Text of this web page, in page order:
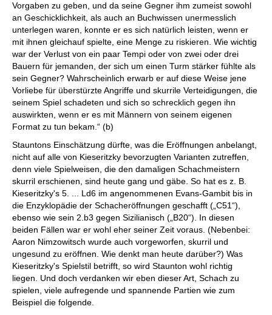
Vorgaben zu geben, und da seine Gegner ihm zumeist sowohl
an Geschicklichkeit, als auch an Buchwissen unermesslich
unterlegen waren, konnte er es sich natürlich leisten, wenn er
mit ihnen gleichauf spielte, eine Menge zu riskieren. Wie wichtig
war der Verlust von ein paar Tempi oder von zwei oder drei
Bauern für jemanden, der sich um einen Turm stärker fühlte als
sein Gegner? Wahrscheinlich erwarb er auf diese Weise jene
Vorliebe für überstürzte Angriffe und skurrile Verteidigungen, die
seinem Spiel schadeten und sich so schrecklich gegen ihn
auswirkten, wenn er es mit Männern von seinem eigenen
Format zu tun bekam.“ (b)
Stauntons Einschätzung dürfte, was die Eröffnungen anbelangt,
nicht auf alle von Kieseritzky bevorzugten Varianten zutreffen,
denn viele Spielweisen, die den damaligen Schachmeistern
skurril erschienen, sind heute gang und gäbe. So hat es z. B.
Kieseritzky's 5. ... Ld6 im angenommenen Evans-Gambit bis in
die Enzyklopädie der Schacheröffnungen geschafft („C51“),
ebenso wie sein 2.b3 gegen Sizilianisch („B20“). In diesen
beiden Fällen war er wohl eher seiner Zeit voraus. (Nebenbei:
Aaron Nimzowitsch wurde auch vorgeworfen, skurril und
ungesund zu eröffnen. Wie denkt man heute darüber?) Was
Kieseritzky's Spielstil betrifft, so wird Staunton wohl richtig
liegen. Und doch verdanken wir eben dieser Art, Schach zu
spielen, viele aufregende und spannende Partien wie zum
Beispiel die folgende.